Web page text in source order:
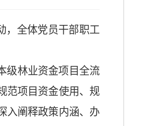
，全体党员干部职工
级林业资金项目全流
范项目资金使用、规
入阐释政策内涵、办